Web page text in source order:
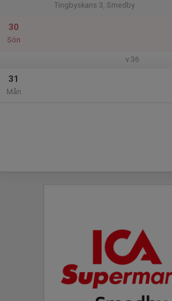
Tingbyskans 3, Smedby
30
Sön
v.36
31
Mån